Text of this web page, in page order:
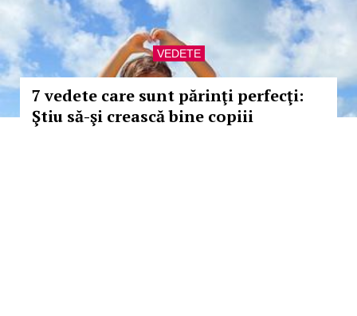
VEDETE
7 vedete care sunt părinţi perfecţi:
Ştiu să-şi crească bine copiii